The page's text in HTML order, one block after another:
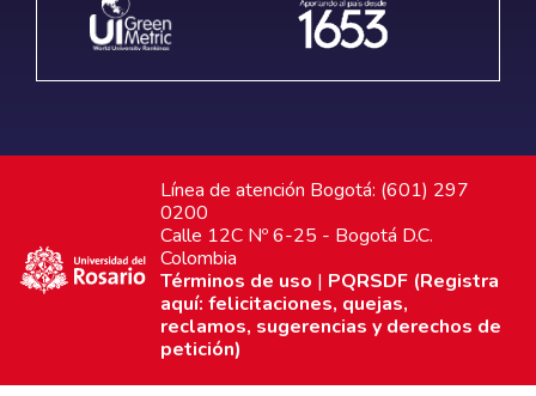
Línea de atención Bogotá: (601) 297
0200
Calle 12C Nº 6-25 - Bogotá D.C.
Colombia
Términos de uso | PQRSDF (Registra
aquí: felicitaciones, quejas,
reclamos, sugerencias y derechos de
petición)